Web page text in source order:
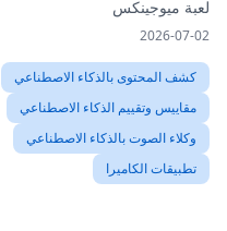
لعبة ميوجينكس
2026-07-02
كشف المحتوى بالذكاء الاصطناعي
مقاييس وتقييم الذكاء الاصطناعي
وكلاء الصوت بالذكاء الاصطناعي
تطبيقات الكاميرا